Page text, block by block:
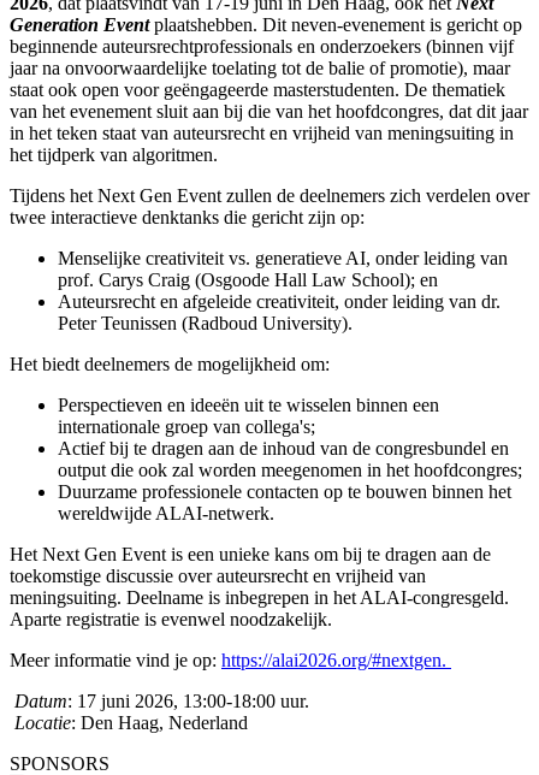
Generation Eventplaatshebben. Dit neven-evenement is gericht op
beginnende auteursrechtprofessionals en onderzoekers (binnen vijf
jaar na onvoorwaardelijke toelating tot de balie of promotie), maar
staat ook open voor geëngageerde masterstudenten. De thematiek
van het evenement sluit aan bij die van het hoofdcongres, dat dit jaar
in het teken staat van auteursrecht en vrijheid van meningsuiting in
het tijdperk van algoritmen.
Tijdens het Next Gen Event zullen de deelnemers zich verdelen over
twee interactieve denktanks die gericht zijn op:
Menselijke creativiteit vs. generatieve AI, onder leiding van
prof. Carys Craig (Osgoode Hall Law School); en
Auteursrecht en afgeleide creativiteit, onder leiding van dr.
Peter Teunissen (Radboud University).
Het biedt deelnemers de mogelijkheid om:
Perspectieven en ideeën uit te wisselen binnen een
internationale groep van collega's;
Actief bij te dragen aan de inhoud van de congresbundel en
output die ook zal worden meegenomen in het hoofdcongres;
Duurzame professionele contacten op te bouwen binnen het
wereldwijde ALAI-netwerk.
Het Next Gen Event is een unieke kans om bij te dragen aan de
toekomstige discussie over auteursrecht en vrijheid van
meningsuiting. Deelname is inbegrepen in het ALAI-congresgeld.
Aparte registratie is evenwel noodzakelijk.
Meer informatie vind je op: https://alai2026.org/#nextgen.
Datum: 17 juni 2026, 13:00-18:00 uur.
Locatie: Den Haag, Nederland
SPONSORS